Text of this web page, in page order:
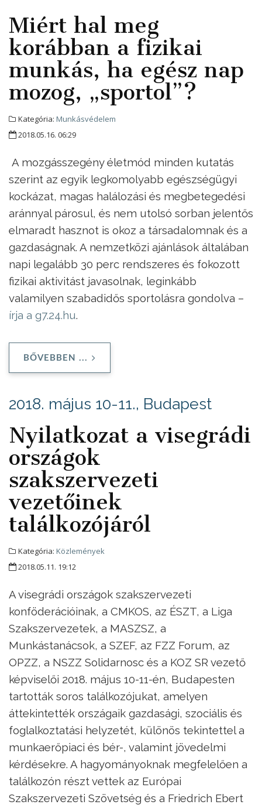
Miért hal meg
korábban a fizikai
munkás, ha egész nap
mozog, „sportol”?
Kategória: Munkásvédelem
2018.05.16. 06:29
A mozgásszegény életmód minden kutatás
szerint az egyik legkomolyabb egészségügyi
kockázat, magas halálozási és megbetegedési
aránnyal párosul, és nem utolsó sorban jelentős
elmaradt hasznot is okoz a társadalomnak és a
gazdaságnak. A nemzetközi ajánlások általában
napi legalább 30 perc rendszeres és fokozott
fizikai aktivitást javasolnak, leginkább
valamilyen szabadidős sportolásra gondolva –
írja a g7.24.hu.
BŐVEBBEN ...
2018. május 10-11., Budapest
Nyilatkozat a visegrádi
országok
szakszervezeti
vezetőinek
találkozójáról
Kategória: Közlemények
2018.05.11. 19:12
A visegrádi országok szakszervezeti
konföderációinak, a CMKOS, az ÉSZT, a Liga
Szakszervezetek, a MASZSZ, a
Munkástanácsok, a SZEF, az FZZ Forum, az
OPZZ, a NSZZ Solidarnosc és a KOZ SR vezető
képviselői 2018. május 10-11-én, Budapesten
tartották soros találkozójukat, amelyen
áttekintették országaik gazdasági, szociális és
foglalkoztatási helyzetét, különös tekintettel a
munkaerőpiaci és bér-, valamint jövedelmi
kérdésekre. A hagyományoknak megfelelően a
találkozón részt vettek az Európai
Szakszervezeti Szövetség és a Friedrich Ebert